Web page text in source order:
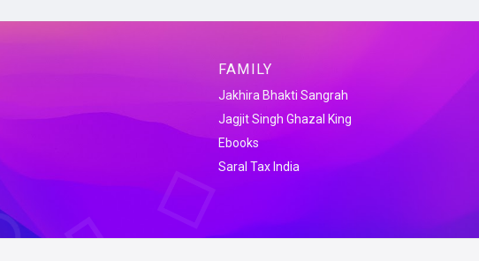
FAMILY
Jakhira Bhakti Sangrah
Jagjit Singh Ghazal King
Ebooks
Saral Tax India